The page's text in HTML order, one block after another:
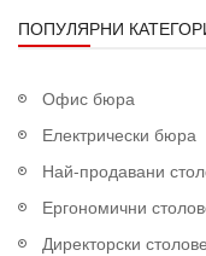
ПОПУЛЯРНИ
Офис бюра
Електрически бюра
Най-продавани
Ергономични
Директорски столове